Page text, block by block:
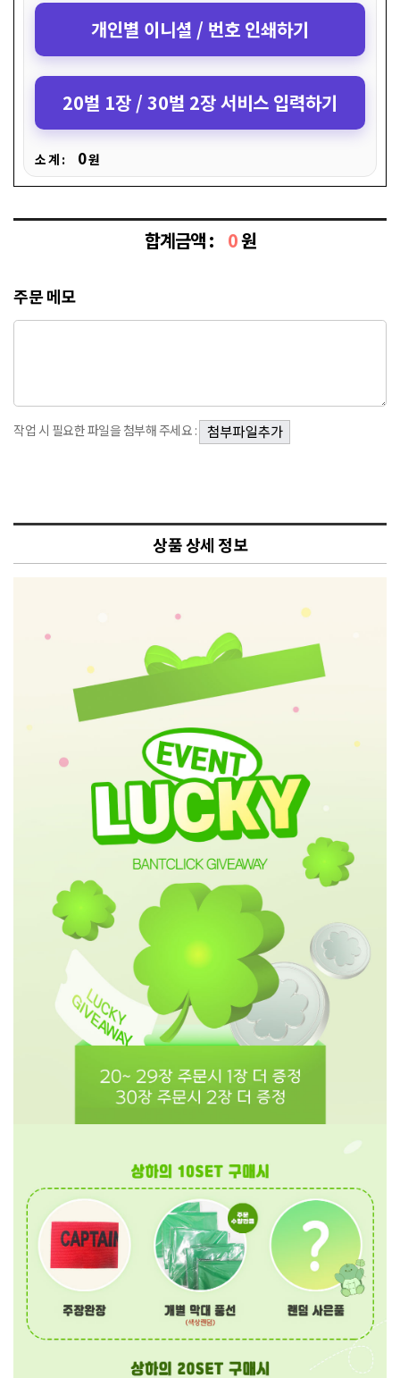
개인별 이니셜 / 번호 인쇄하기
20벌 1장 / 30벌 2장 서비스 입력하기
소 계 : 0원
합계금액 : 0원
주문 메모
작업 시 필요한 파일을 첨부해 주세요 :
상품 상세 정보